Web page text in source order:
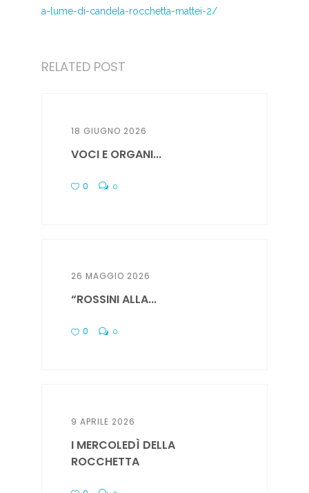
a-lume-di-candela-rocchetta-mattei-2/
RELATED POST
18 GIUGNO 2026
VOCI E ORGANI...
0 0
26 MAGGIO 2026
“ROSSINI ALLA...
0 0
9 APRILE 2026
I MERCOLEDÌ DELLA
ROCCHETTA